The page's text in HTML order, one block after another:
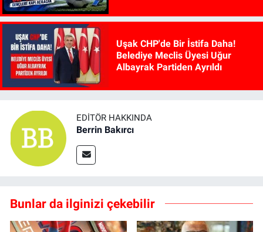
Uşak CHP'de Bir İstifa Daha!
Belediye Meclis Üyesi Uğur
Albayrak Partiden Ayrıldı
EDITÖR HAKKINDA
Berrin Bakırcı
Bunlar da ilginizi çekebilir